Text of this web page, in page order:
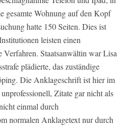
gesamte Wohnung auf den Kopf
hatte 150 Seiten. Dies ist
leisten einen
Staatsanwältin war Lisa
plädierte, das zuständige
Die Anklageschrift ist hier im
Zitate gar nicht als
einmal durch
normalen Anklagetext nur durch